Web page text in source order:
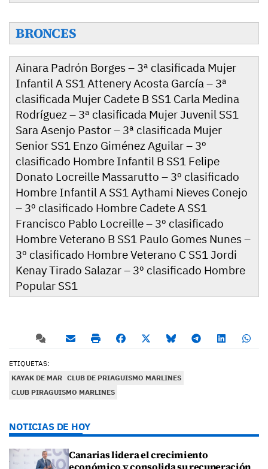
BRONCES
Ainara Padrón Borges – 3ª clasificada Mujer
Infantil A SS1 Attenery Acosta García – 3ª
clasificada Mujer Cadete B SS1 Carla Medina
Rodríguez – 3ª clasificada Mujer Juvenil SS1
Sara Asenjo Pastor – 3ª clasificada Mujer
Senior SS1 Enzo Giménez Aguilar – 3º
clasificado Hombre Infantil B SS1 Felipe
Donato Locreille Massarutto – 3º clasificado
Hombre Infantil A SS1 Aythami Nieves Conejo
– 3º clasificado Hombre Cadete A SS1
Francisco Pablo Locreille – 3º clasificado
Hombre Veterano B SS1 Paulo Gomes Nunes –
3º clasificado Hombre Veterano C SS1 Jordi
Kenay Tirado Salazar – 3º clasificado Hombre
Popular SS1
ETIQUETAS:
KAYAK DE MAR CLUB DE PRIAGUISMO MARLINES
CLUB PIRAGUISMO MARLINES
NOTICIAS DE HOY
Canarias lidera el crecimiento